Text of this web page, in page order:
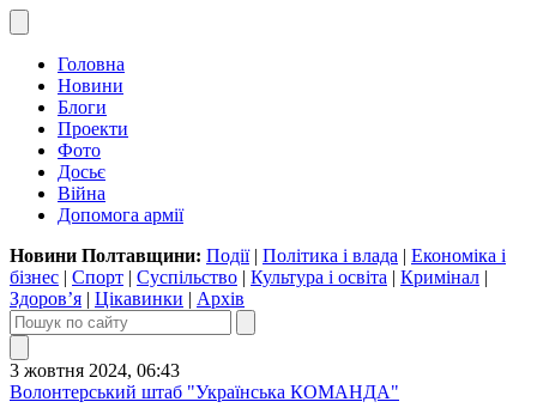
Головна
Новини
Блоги
Проекти
Фото
Досьє
Війна
Допомога армії
Новини Полтавщини: Події| Політика і влада | Економіка і
бізнес | Спорт | Суспільство | Культура і освіта | Кримінал |
Здоров’я | Цікавинки | Архів
3 жовтня 2024, 06:43
Волонтерський штаб "Українська КОМАНДА"